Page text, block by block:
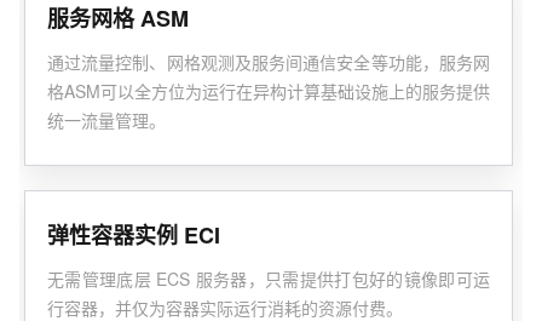
服务网格 ASM
通过流量控制、网格观测及服务间通信安全等功能，服务网
格ASM可以全方位为运行在异构计算基础设施上的服务提供
统一流量管理。
弹性容器实例 ECI
无需管理底层 ECS 服务器，只需提供打包好的镜像即可运
行容器，并仅为容器实际运行消耗的资源付费。